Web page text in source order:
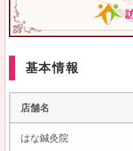
基本情報
店舗名
はな鍼灸院